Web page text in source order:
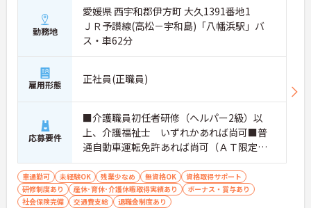
勤務地
愛媛県 西宇和郡伊方町 大久1391番地1
ＪＲ予讃線(高松－宇和島)「八幡浜駅」バ
ス・車62分
雇用形態 正社員(正職員)
応募要件
■介護職員初任者研修（ヘルパー2級）以
上、介護福祉士 いずれかあれば尚可■普
通自動車運転免許あれば尚可（ＡＴ限定
可）■無資格可■経験不問
車通勤可 未経験OK 残業少なめ 無資格OK
資格取得サポート
研修制度あり
産休･育休･介護休暇取得実績あり
ボーナス・賞与あり
社会保険完備
交通費支給 退職金制度あり